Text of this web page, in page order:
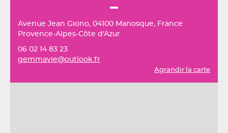
Avenue Jean Giono, 04100 Manosque, France
Provence-Alpes-Côte d'Azur
06 02 14 83 23
gemmavie@outlook.fr
Agrandir la carte